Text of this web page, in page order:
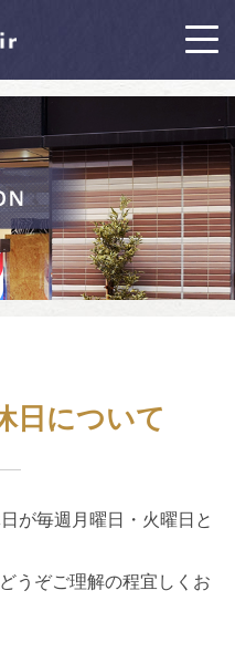
日について
が毎週月曜日・火曜日と
うぞご理解の程宜しくお